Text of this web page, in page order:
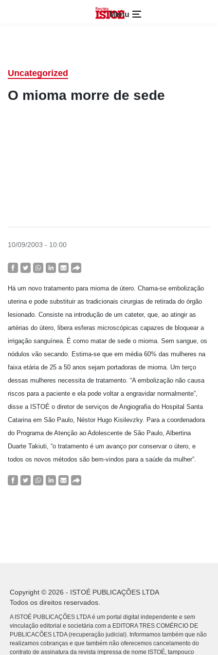
Menu
Uncategorized
O mioma morre de sede
10/09/2003 - 10:00
Há um novo tratamento para mioma de útero. Chama-se embolização
uterina e pode substituir as tradicionais cirurgias de retirada do órgão
lesionado. Consiste na introdução de um cateter, que, ao atingir as
artérias do útero, libera esferas microscópicas capazes de bloquear a
irrigação sanguínea. É como matar de sede o mioma. Sem sangue, os
nódulos vão secando. Estima-se que em média 60% das mulheres na
faixa etária de 25 a 50 anos sejam portadoras de mioma. Um terço
dessas mulheres necessita de tratamento. “A embolização não causa
riscos para a paciente e ela pode voltar a engravidar normalmente”,
disse a ISTOÉ o diretor de serviços de Angiografia do Hospital Santa
Catarina em São Paulo, Néstor Hugo Kisilevzky. Para a coordenadora
do Programa de Atenção ao Adolescente de São Paulo, Albertina
Duarte Takiuti, “o tratamento é um avanço por conservar o útero, e
todos os novos métodos são bem-vindos para a saúde da mulher”.
Copyright © 2026 - ISTOÉ PUBLICAÇÕES LTDA
Todos os direitos reservados.
A ISTOÉ PUBLICAÇÕES LTDA é um portal digital independente e sem
vinculação editorial e societária com a EDITORA TRES COMÉRCIO DE
PUBLICACÕES LTDA (recuperação judicial). Informamos também que não
realizamos cobranças e que também não oferecemos cancelamento do
contrato de assinatura da revista impressa de nome ISTOÉ, tampouco